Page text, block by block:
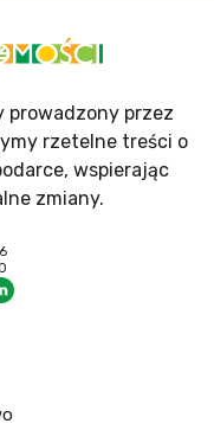
prowadzony przez
rzetelne treści o
wspierając
zmiany.